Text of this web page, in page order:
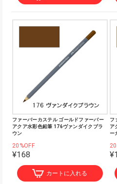
ファーバーカステル ゴールドファーバー
アクア水彩色鉛筆 176ヴァンダイクブラ
ウン
20%OFF
¥168
カートに入れる
フ
ア
ー